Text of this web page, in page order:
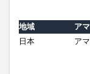
地域
ア
日本
ア